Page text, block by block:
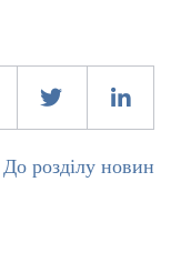
До розділу новин